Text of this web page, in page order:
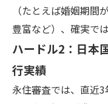
（たとえば婚姻期間
豊富など）、確実で
ハードル2：日本
行実績
永住審査では、直近